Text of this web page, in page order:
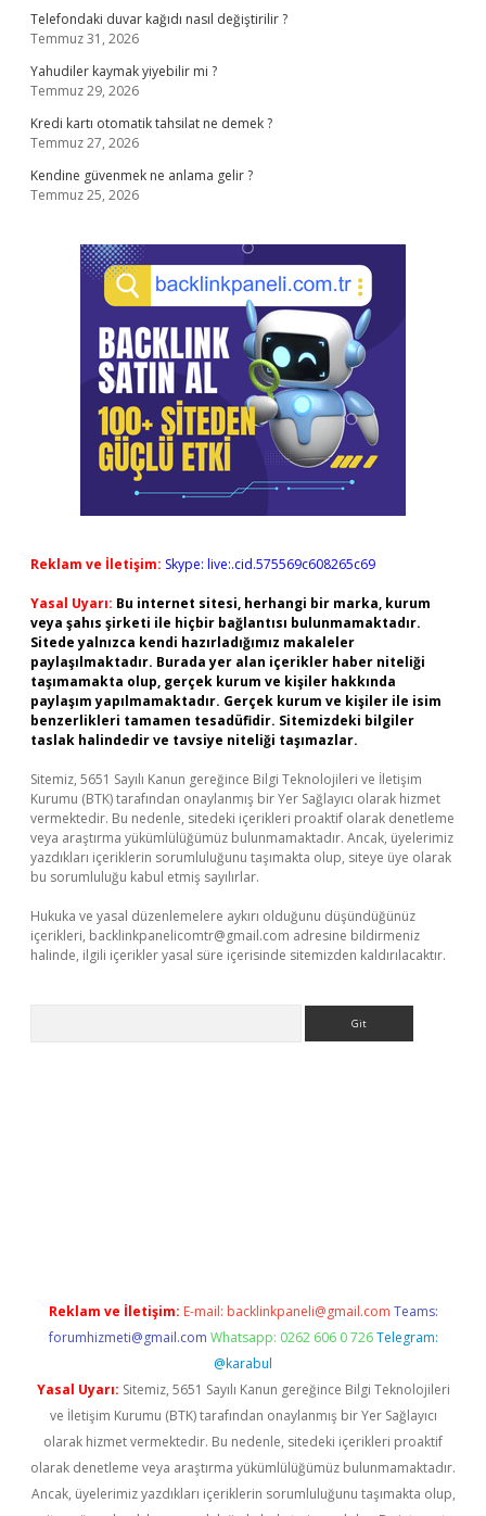
Telefondaki duvar kağıdı nasıl değiştirilir ?
Temmuz 31, 2026
Yahudiler kaymak yiyebilir mi ?
Temmuz 29, 2026
Kredi kartı otomatik tahsilat ne demek ?
Temmuz 27, 2026
Kendine güvenmek ne anlama gelir ?
Temmuz 25, 2026
Reklam ve İletişim: Skype: live:.cid.575569c608265c69
Yasal Uyarı: Bu internet sitesi, herhangi bir marka, kurum
veya şahıs şirketi ile hiçbir bağlantısı bulunmamaktadır.
Sitede yalnızca kendi hazırladığımız makaleler
paylaşılmaktadır. Burada yer alan içerikler haber niteliği
taşımamakta olup, gerçek kurum ve kişiler hakkında
paylaşım yapılmamaktadır. Gerçek kurum ve kişiler ile isim
benzerlikleri tamamen tesadüfidir. Sitemizdeki bilgiler
taslak halindedir ve tavsiye niteliği taşımazlar.
Sitemiz, 5651 Sayılı Kanun gereğince Bilgi Teknolojileri ve İletişim
Kurumu (BTK) tarafından onaylanmış bir Yer Sağlayıcı olarak hizmet
vermektedir. Bu nedenle, sitedeki içerikleri proaktif olarak denetleme
veya araştırma yükümlülüğümüz bulunmamaktadır. Ancak, üyelerimiz
yazdıkları içeriklerin sorumluluğunu taşımakta olup, siteye üye olarak
bu sorumluluğu kabul etmiş sayılırlar.
Hukuka ve yasal düzenlemelere aykırı olduğunu düşündüğünüz
içerikleri, backlinkpanelicomtr@gmail.com adresine bildirmeniz
halinde, ilgili içerikler yasal süre içerisinde sitemizden kaldırılacaktır.
Reklam ve İletişim: E-mail: backlinkpaneli@gmail.com Teams:
forumhizmeti@gmail.com Whatsapp: 0262 606 0 726 Telegram:
@karabul
Yasal Uyarı: Sitemiz, 5651 Sayılı Kanun gereğince Bilgi Teknolojileri
ve İletişim Kurumu (BTK) tarafından onaylanmış bir Yer Sağlayıcı
olarak hizmet vermektedir. Bu nedenle, sitedeki içerikleri proaktif
olarak denetleme veya araştırma yükümlülüğümüz bulunmamaktadır.
Ancak, üyelerimiz yazdıkları içeriklerin sorumluluğunu taşımakta olup,